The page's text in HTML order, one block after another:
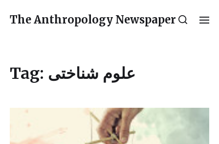
The Anthropology Newspaper
Tag: علوم شناختی